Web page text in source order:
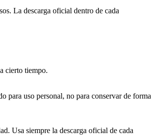
La descarga oficial dentro de cada
cierto tiempo.
para uso personal, no para conservar de forma
Usa siempre la descarga oficial de cada